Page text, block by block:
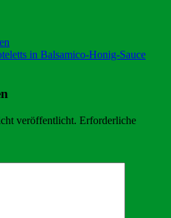
in Balsamico-Honig-Sauce
veröffentlicht. Erforderliche